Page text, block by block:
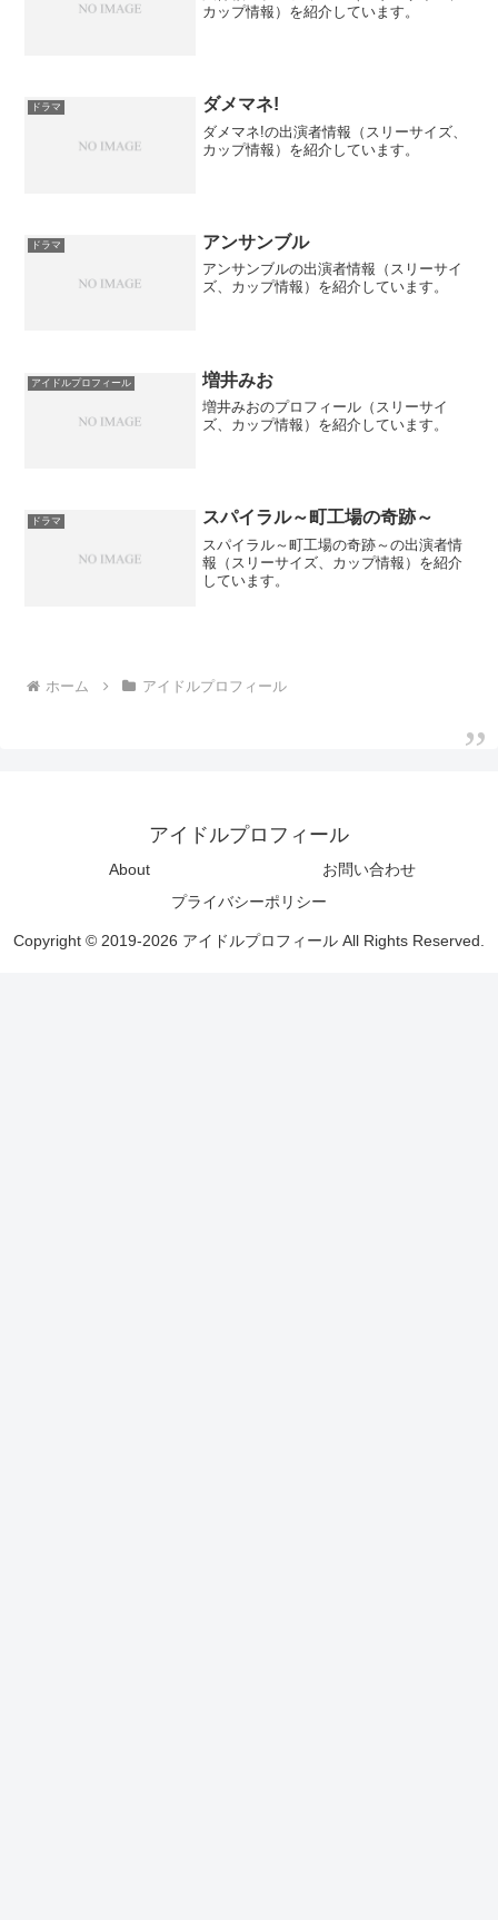
カップ情報）を紹介しています。
ドラマ ダメマネ!
ダメマネ!の出演者情報（スリーサイズ、
カップ情報）を紹介しています。
ドラマ アンサンブル
アンサンブルの出演者情報（スリーサイ
ズ、カップ情報）を紹介しています。
アイドルプロフィール 増井みお
増井みおのプロフィール（スリーサイ
ズ、カップ情報）を紹介しています。
ドラマ スパイラル～町工場の奇跡～
スパイラル～町工場の奇跡～の出演者情
報（スリーサイズ、カップ情報）を紹介
しています。
ホーム アイドルプロフィール
アイドルプロフィール
About
お問い合わせ
プライバシーポリシー
Copyright © 2019-2026 アイドルプロフィール All Rights Reserved.